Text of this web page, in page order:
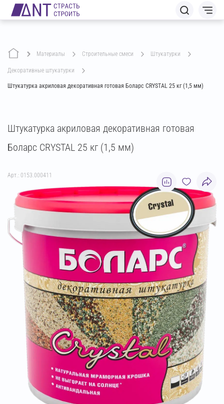
Материалы строительные смеси штукатурки
декоративные штукатурки
Штукатурка акриловая декоративная готовая Боларс CRYSTAL 25 кг (1,5 мм)
Штукатурка акриловая декоративная готовая
Боларс CRYSTAL 25 кг (1,5 мм)
Арт.: 0153.000411